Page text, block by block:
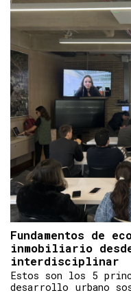
Fundamentos de
inmobiliario
interdisciplinar
Estos son los 5
desarrollo urbano